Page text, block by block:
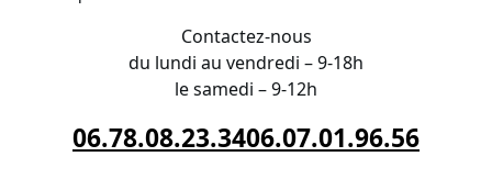
Contactez-nous
du lundi au vendredi – 9-18h
le samedi – 9-12h
06.78.08.23.3406.07.01.96.56